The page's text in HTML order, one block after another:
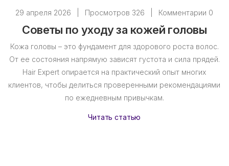
29 апреля 2026 Просмотров 326 Комментарии 0
Советы по уходу за кожей головы
Кожа головы – это фундамент для здорового роста волос.
От ее состояния напрямую зависят густота и сила прядей.
Hair Expert опирается на практический опыт многих
клиентов, чтобы делиться проверенными рекомендациями
по ежедневным привычкам.
Читать статью